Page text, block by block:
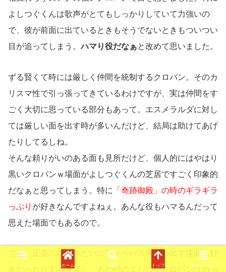
よしつぐくんは歌声がとてもしっかりしていて力強いの
で、彼が前面に出ているときもそうでないときもついつい
目が追ってしまう。ハマり役だなぁと改めて思いました。
ずる賢くて時には厳しく仲間を統制するクロパン。そのカ
リスマ性で引っ張ってきているわけですが、実は仲間をす
ごく大切に思っている部分もあって。エスメラルダに対し
ては厳しい面を出す時が多いんだけど、結局は助けてあげ
たりしてるしね。
そんな頼りがいのある面も見所だけど、個人的にはやはり
黒いクロパンｗ場面がよしつぐくんの芝居ですごく印象的
だなぁと思ってしまう。特に
「奇跡御殿」の時のギラギラ
っぷり が好きなんですよねぇ。あんな役もハマるんだって
思えた場面でもあるので。
でも、正義の味方みたいにフィーバスを救い出す場面も好
きだったりする（笑）。あの時のよしつぐクロパンはめっ
メニュー ホーム 検索 トップ サイドバー